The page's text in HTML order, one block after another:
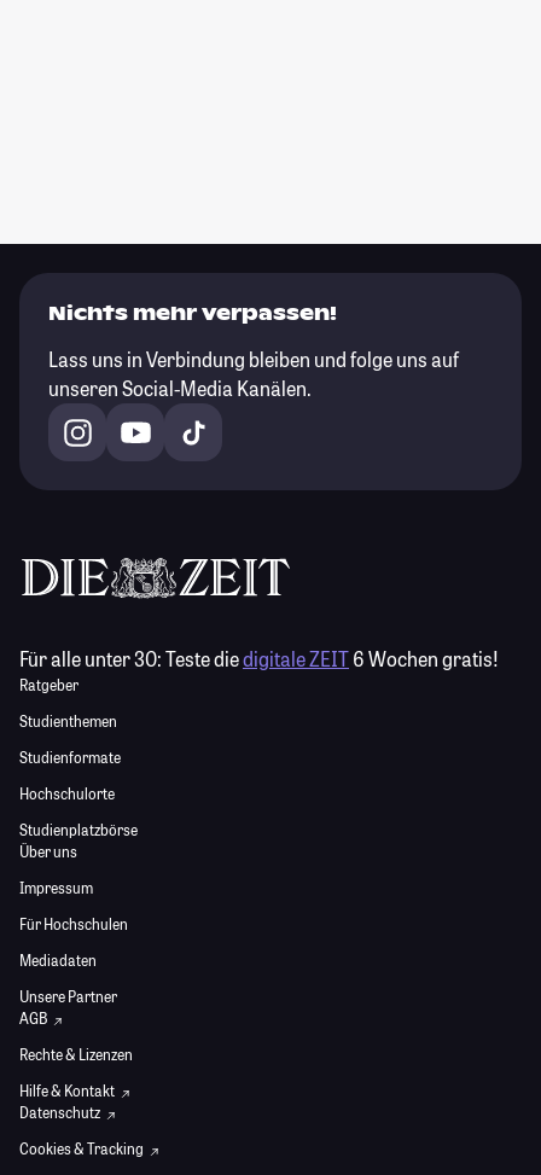
Nichts mehr verpassen!
Lass uns in Verbindung bleiben und folge uns auf
unseren Social-Media Kanälen.
Für alle unter 30:Teste diedigitale ZEIT6 Wochen gratis!
Ratgeber
Studienthemen
Studienformate
Hochschulorte
Studienplatzbörse
Über uns
Impressum
Für Hochschulen
Mediadaten
Unsere Partner
AGB
Rechte & Lizenzen
Hilfe & Kontakt
Datenschutz
Cookies & Tracking